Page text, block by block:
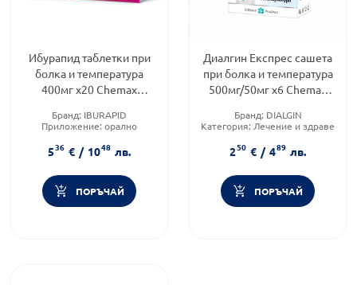
Ибурапид таблетки при
болка и температура
400мг х20 Chemax
Бранд: IBURAPID
Приложение: орално
536 € / 1048 лв.
ПОРЪЧАЙ
Диалгин Експрес сашета
при болка и температура
500мг/50мг х6 Chemax
Бранд: DIALGIN
Категория: Лечение и здраве
250 € / 489 лв.
ПОРЪЧАЙ